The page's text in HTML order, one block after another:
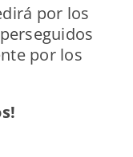
por los
por los